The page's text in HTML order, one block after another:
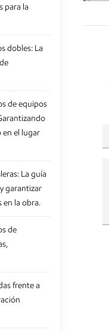
para la
dobles: La
de equipos
en el lugar
La guía
garantizar
en la obra.
de
frente a